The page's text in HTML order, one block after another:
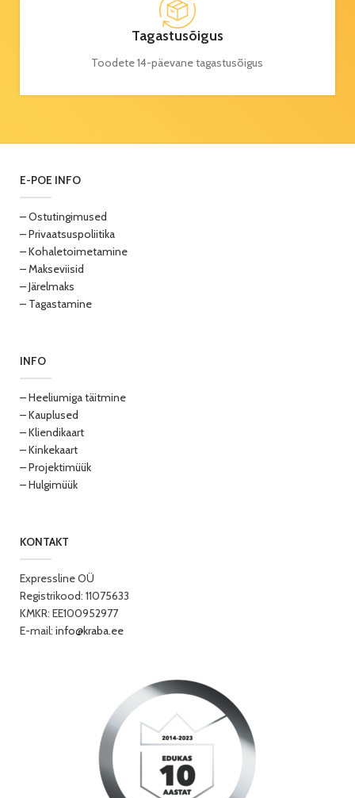
Tagastusõigus
Toodete 14-päevane tagastusõigus
E-POE INFO
– Ostutingimused
– Privaatsuspoliitika
– Kohaletoimetamine
– Makseviisid
– Järelmaks
– Tagastamine
INFO
– Heeliumiga täitmine
– Kauplused
– Kliendikaart
– Kinkekaart
– Projektimüük
– Hulgimüük
KONTAKT
Expressline OÜ
Registrikood: 11075633
KMKR: EE100952977
E-mail: info@kraba.ee